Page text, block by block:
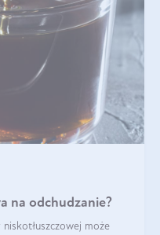
na odchudzanie?
może